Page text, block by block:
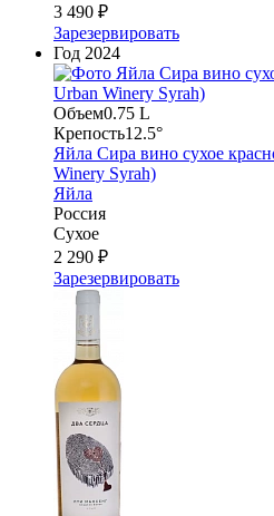
3 490 ₽
Зарезервировать
Год 2024
Объем0.75 L
Крепость12.5°
Яйла Сира вино сухое
Winery Syrah)
Яйла
Россия
Сухое
2 290 ₽
Зарезервировать